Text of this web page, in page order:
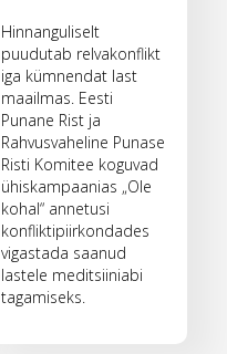
Hinnanguliselt
puudutab relvakonflikt
iga kümnendat last
maailmas. Eesti
Punane Rist ja
Rahvusvaheline Punase
Risti Komitee koguvad
ühiskampaanias „Ole
kohal“ annetusi
konfliktipiirkondades
vigastada saanud
lastele meditsiiniabi
tagamiseks.